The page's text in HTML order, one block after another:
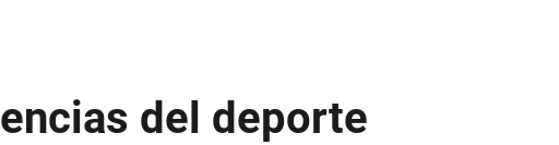
del deporte